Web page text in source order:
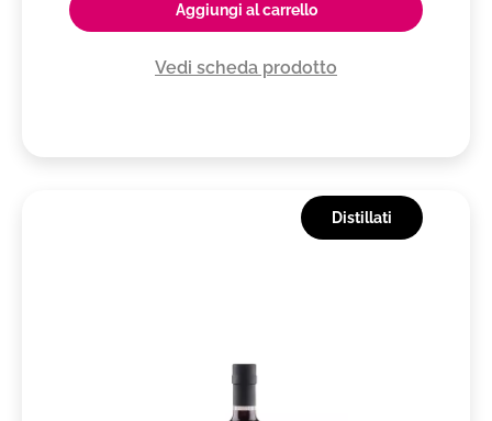
Aggiungi al carrello
Vedi scheda prodotto
Distillati